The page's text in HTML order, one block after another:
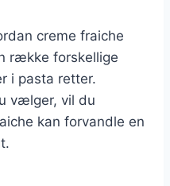
creme fraiche
række forskellige
i pasta retter.
vælger, vil du
kan forvandle en